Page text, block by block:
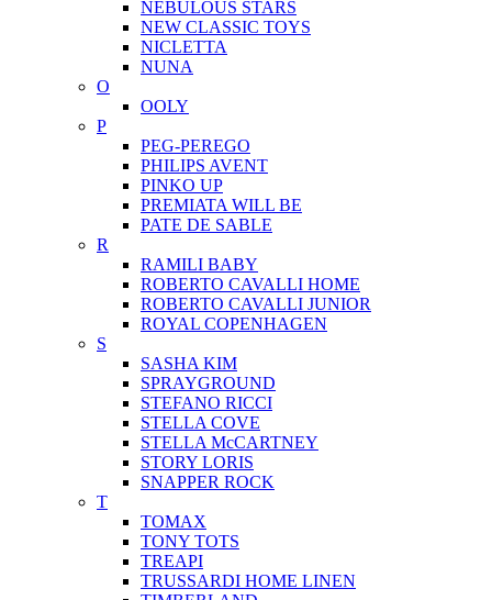
NEBULOUS STARS
NEW CLASSIC TOYS
NICLETTA
NUNA
O
OOLY
P
PEG-PEREGO
PHILIPS AVENT
PINKO UP
PREMIATA WILL BE
PATE DE SABLE
R
RAMILI BABY
ROBERTO CAVALLI HOME
ROBERTO CAVALLI JUNIOR
ROYAL COPENHAGEN
S
SASHA KIM
SPRAYGROUND
STEFANO RICCI
STELLA COVE
STELLA McCARTNEY
STORY LORIS
SNAPPER ROCK
T
TOMAX
TONY TOTS
TREAPI
TRUSSARDI HOME LINEN